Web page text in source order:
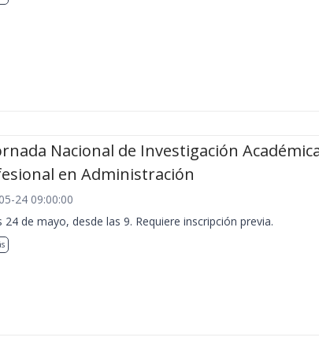
Nacional de Investigación
en Administración
24 09:00:00
24 de mayo, desde las 9. Requiere inscripción previa.